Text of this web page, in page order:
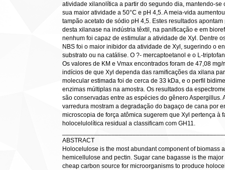
atividade xilanolítica a partir do segundo dia, mantendo-se
sua maior atividade a 50°C e pH 4,5. A meia-vida
tampão acetato de sódio pH 4,5. Estes resultados
desta xilanase na indústria têxtil, na panificação e em
nenhum foi capaz de estimular a atividade de Xyl. Dentre
NBS foi o maior inibidor da atividade de Xyl, sugerindo o
substrato ou na catálise. O ?- mercaptoetanol e o L-
Os valores de KM e Vmax encontrados foram de 47,08
indícios de que Xyl dependa das ramificações da xilana
molecular estimada foi de cerca de 33 kDa, e o perfil
enzimas múltiplas na amostra. Os resultados da
são conservadas entre as espécies do gênero
varredura mostram a degradação do bagaço de cana por
microscopia de força atômica sugerem que Xyl pertença à
holocelulolítica residual a classificam com GH11.
ABSTRACT
Holocelulose is the most abundant component of biomass
hemicellulose and pectin. Sugar cane bagasse is the
cheap carbon source for microorganisms to produce